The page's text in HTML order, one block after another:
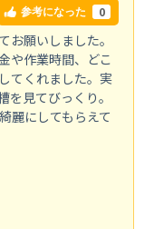
参考になった 0
お願いしました。
や作業時間、どこ
てくれました。実
見てびっくり。
麗にしてもらえて